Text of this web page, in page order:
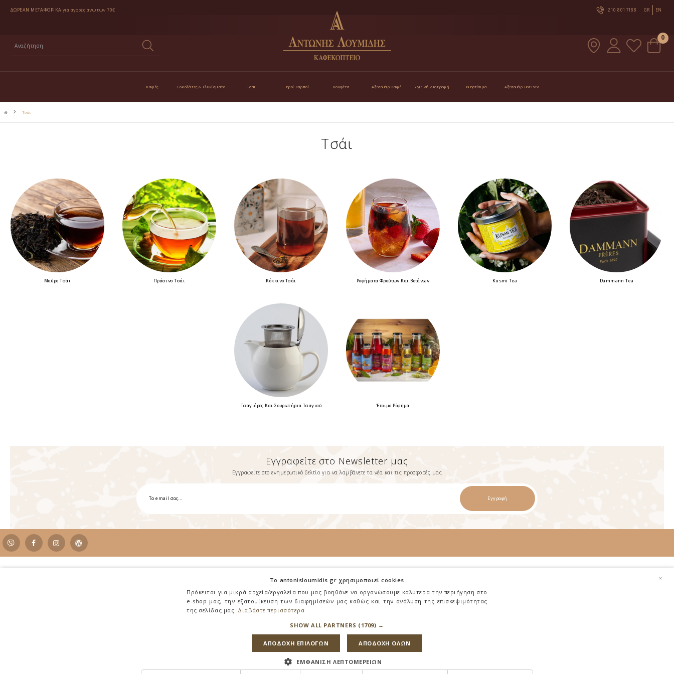
ΔΩΡΕΑΝ ΜΕΤΑΦΟΡΙΚΑ για αγορές άνω των 70€ 210 8017188 GR EN
0
Καφές Σοκολάτες & Γλυκίσματα Τσάι Ξηροί Καρποί Κουφέτα Αξεσουάρ Καφέ Υγιεινή Διατροφή Νηστίσιμα Αξεσουάρ Barista
Τσάι
Μαύρο Τσάι Πράσινο Τσάι Κόκκινο Τσάι Ροφήματα Φρούτων Και Βοτάνων Kusmi Tea Dammann Tea
Τσαγιέρες Και Σουρωτήρια Τσαγιού Έτοιμο Ρόφημα
Τσάι
Εγγραφείτε στο Newsletter μας
Εγγραφείτε στο ενημερωτικό δελτίο για να λαμβάνετε τα νέα και τις προσφορές μας
Εγγραφή
Όροι Χρήσης
Επικοινωνία
×
To antonisloumidis.gr χρησιμοποιεί cookies
Πρόκειται για μικρά αρχεία/εργαλεία που μας βοηθάνε να οργανώσουμε καλύτερα την περιήγηση στο
e-shop μας, την εξατομίκευση των διαφημίσεών μας καθώς και την ανάλυση της επισκεψιμότητας
της σελίδας μας. Διαβάστε περισσότερα
SHOW ALL PARTNERS (1709) →
ΑΠΟΔΟΧΗ ΕΠΙΛΟΓΩΝ ΑΠΟΔΟΧΗ ΟΛΩΝ
ΕΜΦΑΝΙΣΗ ΛΕΠΤΟΜΕΡΕΙΩΝ